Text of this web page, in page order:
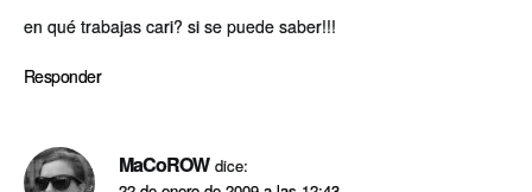
en qué trabajas cari? si se puede saber!!!
Responder
MaCoROW dice: